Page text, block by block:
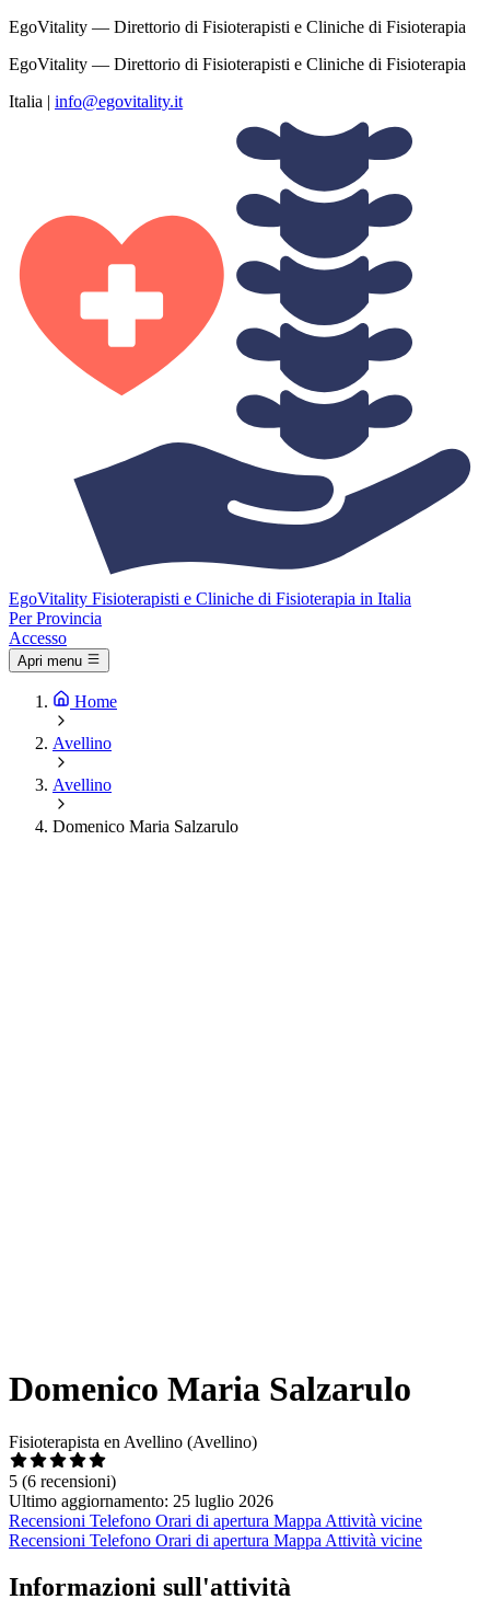
EgoVitality — Direttorio di Fisioterapisti e Cliniche di Fisioterapia
EgoVitality — Direttorio di Fisioterapisti e Cliniche di Fisioterapia
Italia | info@egovitality.it
EgoVitality Fisioterapisti e Cliniche di Fisioterapia in Italia
Per Provincia
Accesso
Apri menu
Home
Avellino
Avellino
Domenico Maria Salzarulo
Domenico Maria Salzarulo
Fisioterapista en Avellino (Avellino)
5 (6 recensioni)
Ultimo aggiornamento: 25 luglio 2026
Recensioni Telefono Orari di apertura Mappa Attività vicine
Recensioni Telefono Orari di apertura Mappa Attività vicine
Informazioni sull'attività